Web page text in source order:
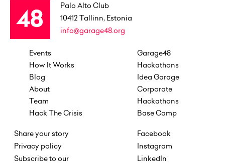
Palo Alto Club
10412 Tallinn, Estonia
info@garage48.org
Events
How It Works
Blog
About
Team
Hack The Crisis
Garage48
Hackathons
Idea Garage
Corporate
Hackathons
Base Camp
Share your story
Privacy policy
Subscribe to our
Facebook
Instagram
LinkedIn